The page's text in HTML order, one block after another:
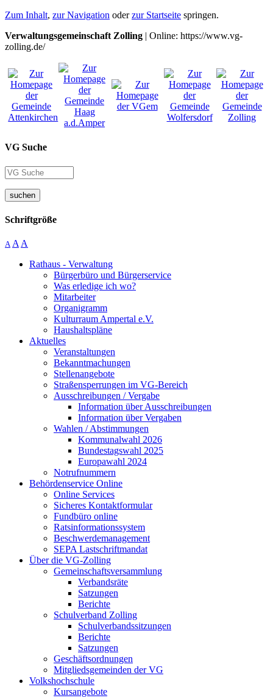
Zum Inhalt, zur Navigation oderzur Startseite springen.
Verwaltungsgemeinschaft Zolling | Online: https://www.vg-
zolling.de/
VG Suche
suchen
Schriftgröße
A A A
Rathaus - Verwaltung
Bürgerbüro und Bürgerservice
Was erledige ich wo?
Mitarbeiter
Organigramm
Kulturraum Ampertal e.V.
Haushaltspläne
Aktuelles
Veranstaltungen
Bekanntmachungen
Stellenangebote
Straßensperrungen im VG-Bereich
Ausschreibungen / Vergabe
Information über Ausschreibungen
Information über Vergaben
Wahlen / Abstimmungen
Kommunalwahl 2026
Bundestagswahl 2025
Europawahl 2024
Notrufnummern
Behördenservice Online
Online Services
Sicheres Kontaktformular
Fundbüro online
Ratsinformationssystem
Beschwerdemanagement
SEPA Lastschriftmandat
Über die VG-Zolling
Gemeinschaftsversammlung
Verbandsräte
Satzungen
Berichte
Schulverband Zolling
Schulverbandssitzungen
Berichte
Satzungen
Geschäftsordnungen
Mitgliedsgemeinden der VG
Volkshochschule
Kursangebote